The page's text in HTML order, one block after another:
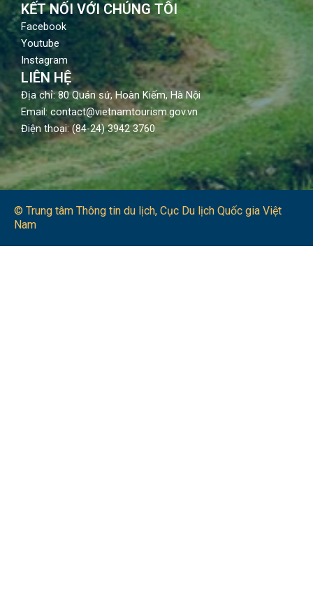
KẾT NỐI VỚI CHÚNG TÔI
Facebook
Youtube
Instagram
LIÊN HỆ
Địa chỉ: 80 Quán sứ, Hoàn Kiếm, Hà Nội
Email: contact@vietnamtourism.gov.vn
Điện thoại: (84-24) 3942 3760
© Trung tâm Thông tin du lịch​, Cục Du lịch Quốc gia Việt
Nam